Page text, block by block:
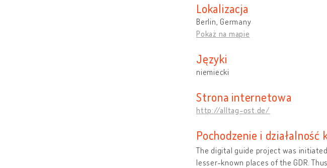
Lokalizacja
Berlin, Germany
Pokaż na mapie
Języki
niemiecki
Strona internetowa
http://alltag-ost.de/
Pochodzenie i działalność
The digital guide project was
lesser-known places of the GDR.